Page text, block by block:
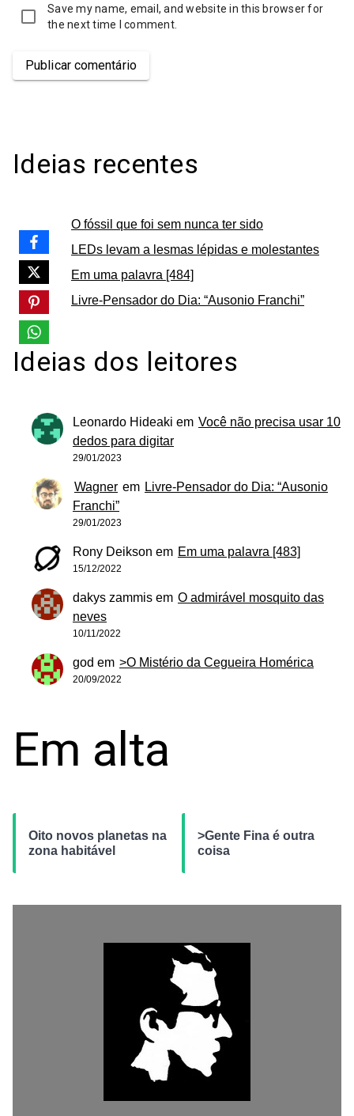
Save my name, email, and website in this browser for
the next time I comment.
Publicar comentário
Ideias recentes
O fóssil que foi sem nunca ter sido
LEDs levam a lesmas lépidas e molestantes
Em uma palavra [484]
Livre-Pensador do Dia: “Ausonio Franchi”
Ideias dos leitores
Leonardo Hideaki em Você não precisa usar 10
dedos para digitar
29/01/2023
Wagner em Livre-Pensador do Dia: “Ausonio
Franchi”
29/01/2023
Rony Deikson em Em uma palavra [483]
15/12/2022
dakys zammis em O admirável mosquito das
neves
10/11/2022
god em >O Mistério da Cegueira Homérica
20/09/2022
Em alta
Oito novos planetas na
zona habitável
>Gente Fina é outra
coisa